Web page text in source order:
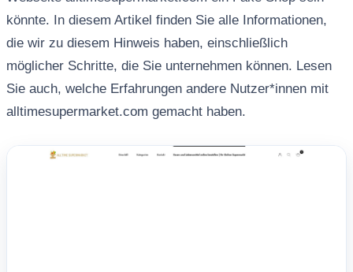
könnte. In diesem Artikel finden Sie alle Informationen,
die wir zu diesem Hinweis haben, einschließlich
möglicher Schritte, die Sie unternehmen können. Lesen
Sie auch, welche Erfahrungen andere Nutzer*innen mit
alltimesupermarket.com gemacht haben.